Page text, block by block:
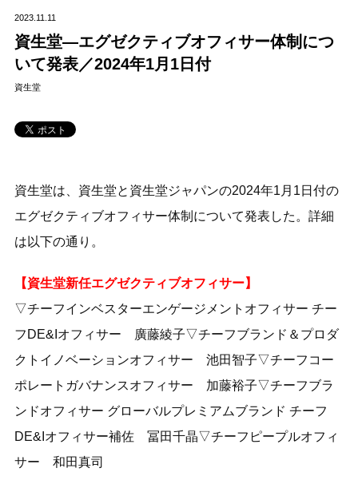
2023.11.11
資生堂―エグゼクティブオフィサー体制につ
いて発表／2024年1月1日付
資生堂
資生堂は、資生堂と資生堂ジャパンの2024年1月1日付の
エグゼクティブオフィサー体制について発表した。詳細
は以下の通り。
【資生堂新任エグゼクティブオフィサー】
▽チーフインベスターエンゲージメントオフィサー チー
フDE&Iオフィサー 廣藤綾子▽チーフブランド＆プロダ
クトイノベーションオフィサー 池田智子▽チーフコー
ポレートガバナンスオフィサー 加藤裕子▽チーフブラ
ンドオフィサー グローバルプレミアムブランド チーフ
DE&Iオフィサー補佐 冨田千晶▽チーフピープルオフィ
サー 和田真司